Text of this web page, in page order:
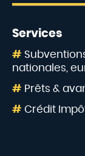
Services
nationales,
Prêts &
Crédit